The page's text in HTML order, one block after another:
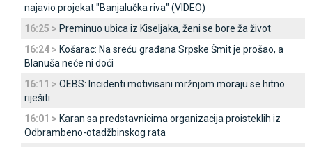
najavio projekat "Banjalučka riva" (VIDEO)
16:25 > Preminuo ubica iz Kiseljaka, ženi se bore ža život
16:24 > Košarac: Na sreću građana Srpske Šmit je prošao, a
Blanuša neće ni doći
16:11 > OEBS: Incidenti motivisani mržnjom moraju se hitno
riješiti
16:01 > Karan sa predstavnicima organizacija proisteklih iz
Odbrambeno-otadžbinskog rata